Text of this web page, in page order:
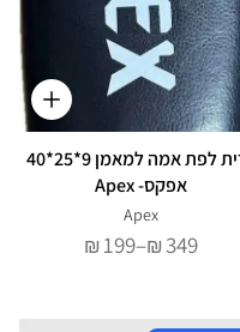
כרית לפת אמה למאמן 9*25*40
אפקס- Apex
Apex
₪ 199–₪349
טווח